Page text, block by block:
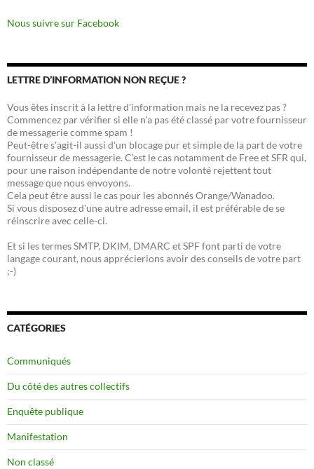
Nous suivre sur Facebook
LETTRE D’INFORMATION NON REÇUE ?
Vous êtes inscrit à la lettre d'information mais ne la recevez pas ?
Commencez par vérifier si elle n'a pas été classé par votre fournisseur
de messagerie comme spam !
Peut-être s'agit-il aussi d'un blocage pur et simple de la part de votre
fournisseur de messagerie. C'est le cas notamment de Free et SFR qui,
pour une raison indépendante de notre volonté rejettent tout
message que nous envoyons.
Cela peut être aussi le cas pour les abonnés Orange/Wanadoo.
Si vous disposez d'une autre adresse email, il est préférable de se
réinscrire avec celle-ci.
Et si les termes SMTP, DKIM, DMARC et SPF font parti de votre
langage courant, nous apprécierions avoir des conseils de votre part
;-)
CATÉGORIES
Communiqués
Du côté des autres collectifs
Enquête publique
Manifestation
Non classé